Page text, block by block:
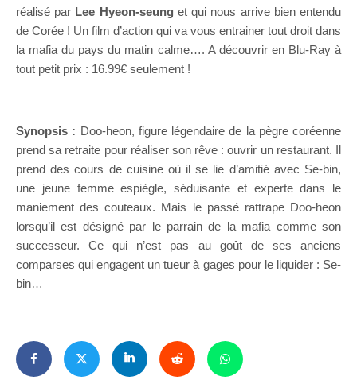
réalisé par Lee Hyeon-seunget qui nous arrive bien entendu
de Corée ! Un film d’action qui va vous entrainer tout droit dans
la mafia du pays du matin calme…. A découvrir en Blu-Ray à
tout petit prix : 16.99€ seulement !
Synopsis : Doo-heon, figure légendaire de la pègre coréenne
prend sa retraite pour réaliser son rêve : ouvrir un restaurant. Il
prend des cours de cuisine où il se lie d’amitié avec Se-bin,
une jeune femme espiègle, séduisante et experte dans le
maniement des couteaux. Mais le passé rattrape Doo-heon
lorsqu’il est désigné par le parrain de la mafia comme son
successeur. Ce qui n’est pas au goût de ses anciens
comparses qui engagent un tueur à gages pour le liquider : Se-
bin…